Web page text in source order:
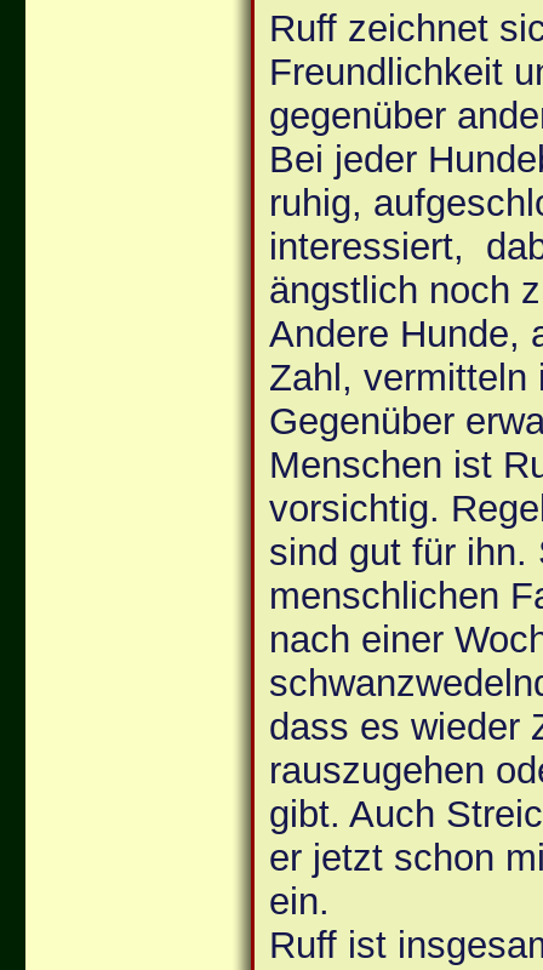
Ruff zeichnet
Freundlichkeit
gegenüber
Bei jeder
ruhig,
interessiert,
ängstlich noch
Andere Hunde,
Zahl, vermitteln
Gegenüber
Menschen ist
vorsichtig.
sind gut für ihn.
menschlichen
nach einer
dass es wieder
rauszugehen
gibt. Auch
er jetzt schon
ein.
Ruff ist